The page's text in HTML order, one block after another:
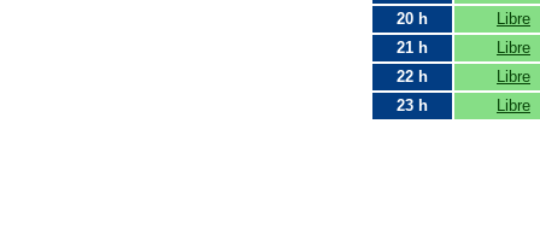
20 h
Libre
21 h
Libre
22 h
Libre
23 h
Libre